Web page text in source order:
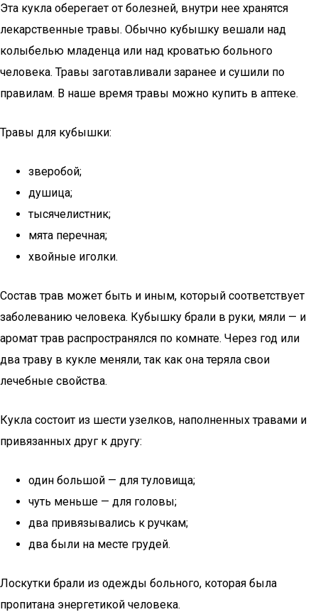
Эта кукла оберегает от болезней, внутри нее хранятся
лекарственные травы. Обычно кубышку вешали над
колыбелью младенца или над кроватью больного
человека. Травы заготавливали заранее и сушили по
правилам. В наше время травы можно купить в аптеке.
Травы для кубышки:
зверобой;
душица;
тысячелистник;
мята перечная;
хвойные иголки.
Состав трав может быть и иным, который соответствует
заболеванию человека. Кубышку брали в руки, мяли — и
аромат трав распространялся по комнате. Через год или
два траву в кукле меняли, так как она теряла свои
лечебные свойства.
Кукла состоит из шести узелков, наполненных травами и
привязанных друг к другу:
один большой — для туловища;
чуть меньше — для головы;
два привязывались к ручкам;
два были на месте грудей.
Лоскутки брали из одежды больного, которая была
пропитана энергетикой человека.